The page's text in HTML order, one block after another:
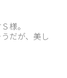
様。
だが、美し